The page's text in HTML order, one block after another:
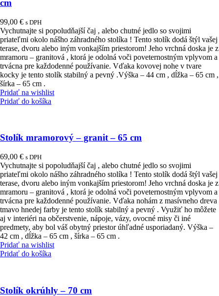
cm
99,00 € s DPH
Vychutnajte si popoludňajší čaj , alebo chutné jedlo so svojimi
priateľmi okolo nášho záhradného stolíka ! Tento stolík dodá štýl vašej
terase, dvoru alebo iným vonkajším priestorom! Jeho vrchná doska je z
mramoru – granitová , ktorá je odolná voči poveternostným vplyvom a
trvácna pre každodenné používanie. Vďaka kovovej nohe v tvare
kocky je tento stolík stabilný a pevný .Výška – 44 cm , dĺžka – 65 cm ,
šírka – 65 cm .
Pridať na wishlist
Pridať do košíka
Stolík mramorový – granit – 65 cm
69,00 € s DPH
Vychutnajte si popoludňajší čaj , alebo chutné jedlo so svojimi
priateľmi okolo nášho záhradného stolíka ! Tento stolík dodá štýl vašej
terase, dvoru alebo iným vonkajším priestorom! Jeho vrchná doska je z
mramoru – granitová , ktorá je odolná voči poveternostným vplyvom a
trvácna pre každodenné používanie. Vďaka nohám z masívneho dreva
tmavo hnedej farby je tento stolík stabilný a pevný . Využiť ho môžete
aj v interiéri na občerstvenie, nápoje, vázy, ovocné misy či iné
predmety, aby bol váš obytný priestor úhľadné usporiadaný. Výška –
42 cm , dĺžka – 65 cm , šírka – 65 cm .
Pridať na wishlist
Pridať do košíka
Stolík okrúhly – 70 cm